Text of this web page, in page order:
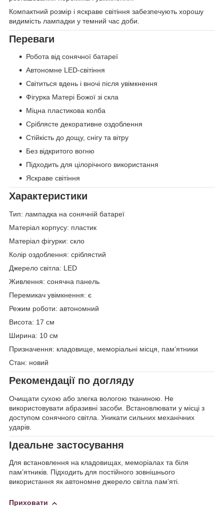
Компактний розмір і яскраве світіння забезпечують хорошу
видимість лампадки у темний час доби.
Переваги
Робота від сонячної батареї
Автономне LED-світіння
Світиться вдень і вночі після увімкнення
Фігурка Матері Божої зі скла
Міцна пластикова колба
Сріблясте декоративне оздоблення
Стійкість до дощу, снігу та вітру
Без відкритого вогню
Підходить для цілорічного використання
Яскраве світіння
Характеристики
Тип: лампадка на сонячній батареї
Матеріал корпусу: пластик
Матеріал фігурки: скло
Колір оздоблення: сріблястий
Джерело світла: LED
Живлення: сонячна панель
Перемикач увімкнення: є
Режим роботи: автономний
Висота: 17 см
Ширина: 10 см
Призначення: кладовище, меморіальні місця, пам’ятники
Стан: новий
Рекомендації по догляду
Очищати сухою або злегка вологою тканиною. Не
використовувати абразивні засоби. Встановлювати у місці з
доступом сонячного світла. Уникати сильних механічних
ударів.
Ідеальне застосування
Для встановлення на кладовищах, меморіалах та біля
пам’ятників. Підходить для постійного зовнішнього
використання як автономне джерело світла пам’яті.
Приховати